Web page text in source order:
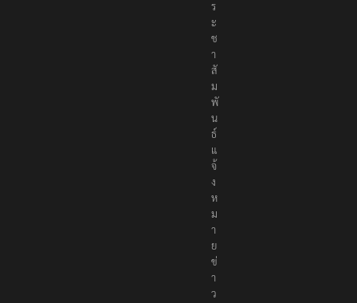
ว
ป
ร
ะ
ช
า
สั
ม
พั
น
ธ์
แ
จ้
ง
ห
ม
า
ย
ข่